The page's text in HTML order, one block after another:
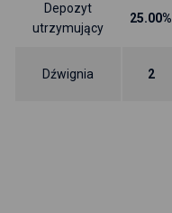
Depozyt
utrzymujący
25.00%
Dźwignia 2